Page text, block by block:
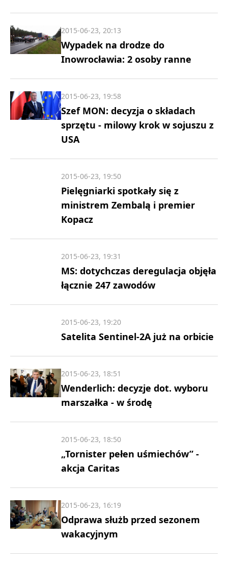
Wypadek na drodze do
Inowrocławia: 2 osoby ranne
2015-06-23, 20:13
Szef MON: decyzja o składach
sprzętu - milowy krok w sojuszu z
USA
2015-06-23, 19:58
Pielęgniarki spotkały się z
ministrem Zembalą i premier
Kopacz
2015-06-23, 19:50
MS: dotychczas deregulacja objęła
łącznie 247 zawodów
2015-06-23, 19:31
Satelita Sentinel-2A już na orbicie
2015-06-23, 19:20
Wenderlich: decyzje dot. wyboru
marszałka - w środę
2015-06-23, 18:51
„Tornister pełen uśmiechów” -
akcja Caritas
2015-06-23, 18:50
Odprawa służb przed sezonem
wakacyjnym
2015-06-23, 16:19